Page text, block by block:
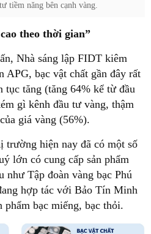
tiềm năng bên cạnh vàng.
theo thời gian”
Nhà sáng lập FIDT kiêm
APG, bạc vật chất gần đây rất
tăng (tăng 64% kể từ đầu
gì kênh đầu tư vàng, thậm
giá vàng (56%).
trường hiện nay đã có một số
lớn có cung cấp sản phẩm
Tập đoàn vàng bạc Phú
hợp tác với Bảo Tín Minh
phẩm bạc miếng, bạc thỏi.